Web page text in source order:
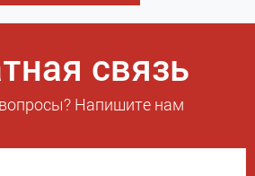
связь
Напишите нам